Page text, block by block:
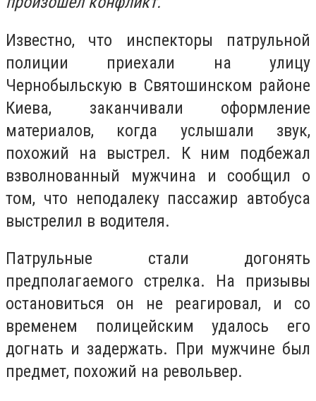
Известно, что инспекторы патрульной
полиции приехали на улицу
Чернобыльскую в Святошинском районе
Киева, заканчивали оформление
материалов, когда услышали звук,
похожий на выстрел. К ним подбежал
взволнованный мужчина и сообщил о
том, что неподалеку пассажир автобуса
выстрелил в водителя.
Патрульные стали догонять
предполагаемого стрелка. На призывы
остановиться он не реагировал, и со
временем полицейским удалось его
догнать и задержать. При мужчине был
предмет, похожий на револьвер.